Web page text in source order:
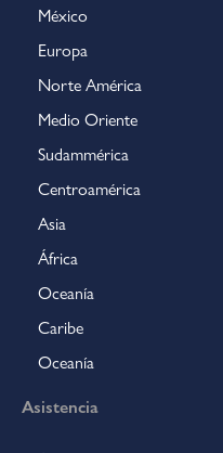
México
Europa
Norte América
Medio Oriente
Sudammérica
Centroamérica
Asia
África
Oceanía
Caribe
Oceanía
Asistencia